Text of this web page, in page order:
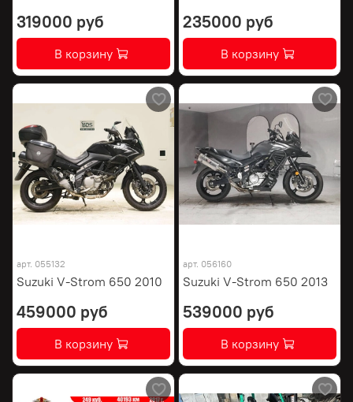
319000 руб
В корзину
235000 руб
В корзину
арт. 055132
Suzuki V-Strom 650 2010
459000 руб
В корзину
арт. 056160
Suzuki V-Strom 650 2013
539000 руб
В корзину